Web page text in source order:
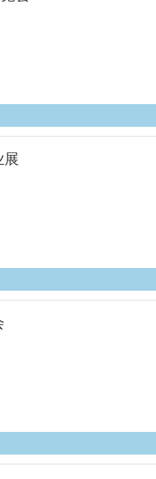
展